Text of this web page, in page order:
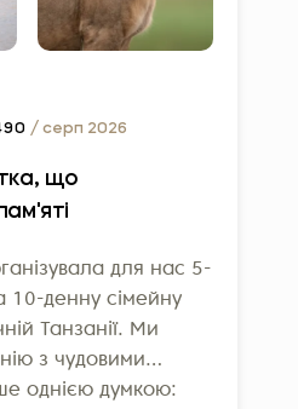
/ серп 2026
що
для нас 5-
10-денну сімейну
Танзанії. Ми
з чудовими
однією думкою: